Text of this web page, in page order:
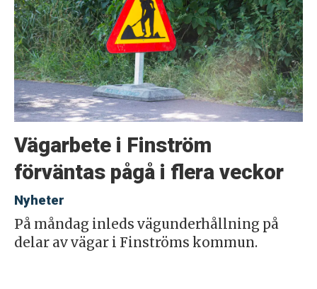
Vägarbete i Finström
förväntas pågå i flera veckor
Nyheter
På måndag inleds vägunderhållning på
delar av vägar i Finströms kommun.